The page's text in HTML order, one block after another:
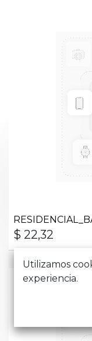
$ 22,32
Utilizamos
experiencia.